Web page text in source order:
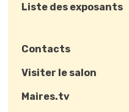
Liste des exposants
Contacts
Visiter le salon
Maires.tv